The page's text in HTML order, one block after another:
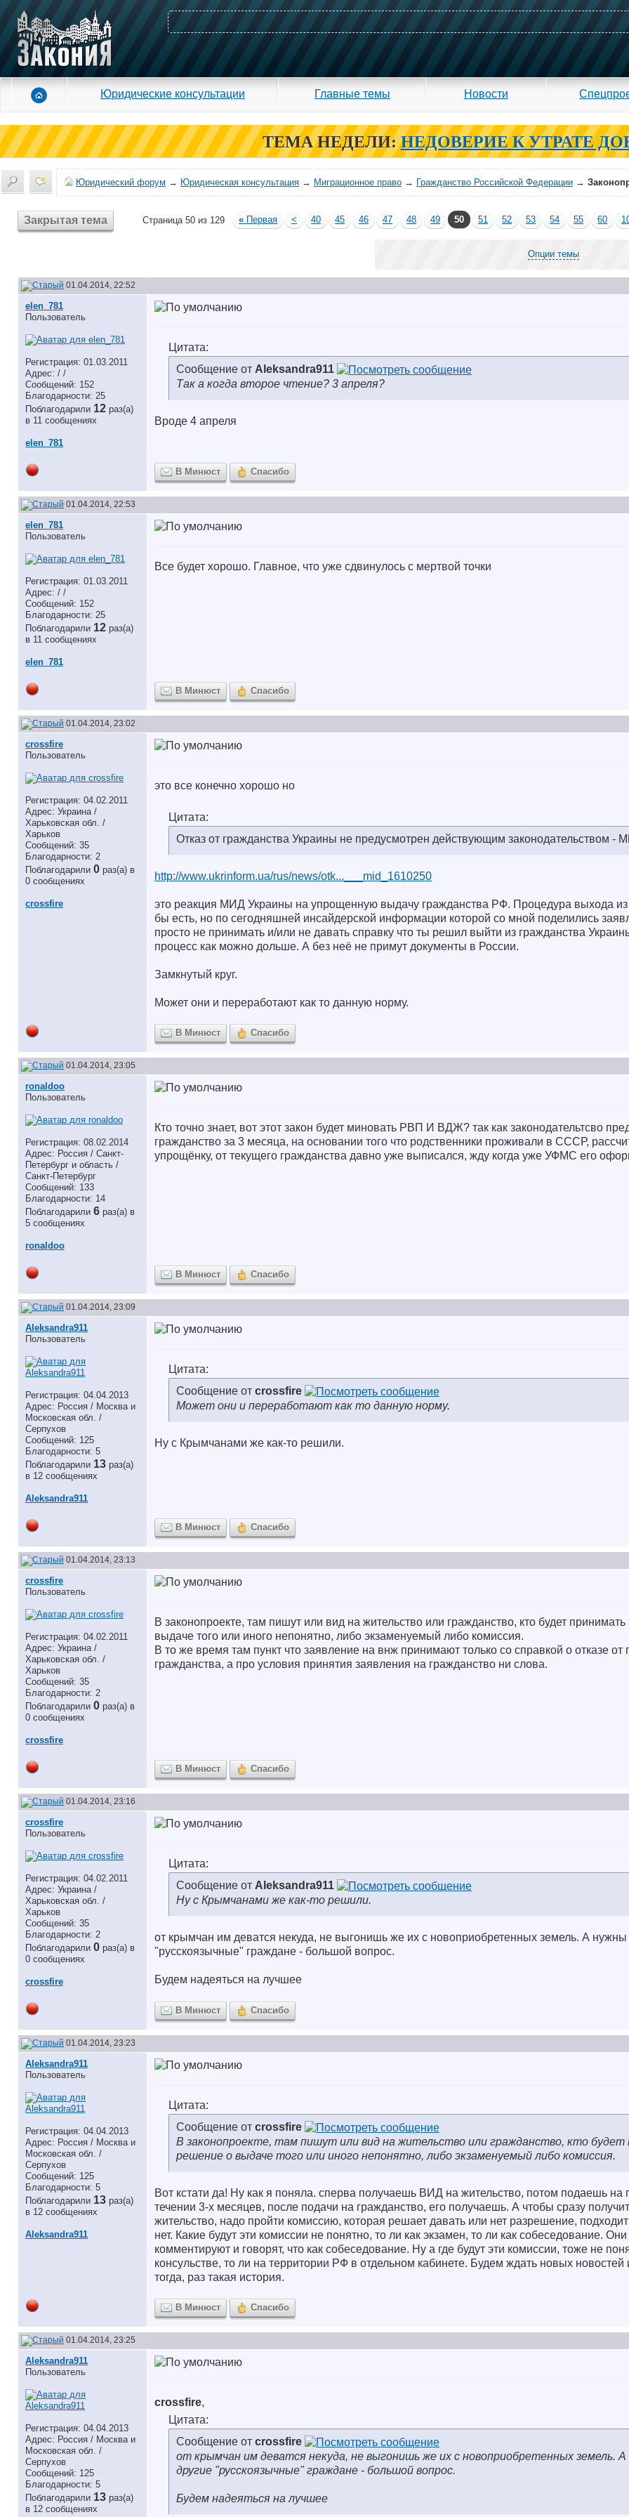
Юридические консультации Главные темы Новости
ТЕМА НЕДЕЛИ: НЕДОВЕРИЕ К УТРАТЕ
Юридический форум → Юридическая консультация → Миграционное право → Гражданство Российской Федерации →
Закрытая тема Страница 50 из 129 « Первая < 40 45 46 47 48 49 50 51 52 53 54 55 60
Опции темы
01.04.2014, 22:52
elen_781
Пользователь
Регистрация: 01.03.2011
Адрес: / /
Сообщений: 152
Благодарности: 25
Поблагодарили 12 раз(а)
в 11 сообщениях
elen_781
Цитата:
Сообщение от Aleksandra911
Так а когда второе чтение? 3 апреля?
Вроде 4 апреля
В Минюст Спасибо
01.04.2014, 22:53
elen_781
Пользователь
Регистрация: 01.03.2011
Адрес: / /
Сообщений: 152
Благодарности: 25
Поблагодарили 12 раз(а)
в 11 сообщениях
elen_781
Все будет хорошо. Главное, что уже сдвинулось с мертвой точки
В Минюст Спасибо
01.04.2014, 23:02
crossfire
Пользователь
Регистрация: 04.02.2011
Адрес: Украина /
Харьковская обл. /
Харьков
Сообщений: 35
Благодарности: 2
Поблагодарили 0 раз(а) в
0 сообщениях
crossfire
это все конечно хорошо но
Цитата:
Отказ от гражданства Украины не предусмотрен действующим законодательством -
http://www.ukrinform.ua/rus/news/otk...___mid_1610250
это реакция МИД Украины на упрощенную выдачу гражданства РФ. Процедура выхода из
бы есть, но по сегодняшней инсайдерской информации которой со мной поделились
просто не принимать и/или не давать справку что ты решил выйти из гражданства
процесс как можно дольше. А без неё не примут документы в России.
Замкнутый круг.
Может они и переработают как то данную норму.
В Минюст Спасибо
01.04.2014, 23:05
ronaldoo
Пользователь
Регистрация: 08.02.2014
Адрес: Россия / Санкт-
Петербург и область /
Санкт-Петербург
Сообщений: 133
Благодарности: 14
Поблагодарили 6 раз(а) в
5 сообщениях
ronaldoo
Кто точно знает, вот этот закон будет миновать РВП И ВДЖ? так как законодательтсво
гражданство за 3 месяца, на основании того что родственники проживали в СССР,
упрощёнку, от текущего гражданства давно уже выписался, жду когда уже УФМС его
В Минюст Спасибо
01.04.2014, 23:09
Aleksandra911
Пользователь
Регистрация: 04.04.2013
Адрес: Россия / Москва и
Московская обл. /
Серпухов
Сообщений: 125
Благодарности: 5
Поблагодарили 13 раз(а)
в 12 сообщениях
Aleksandra911
Цитата:
Сообщение от crossfire
Может они и переработают как то данную норму.
Ну с Крымчанами же как-то решили.
В Минюст Спасибо
01.04.2014, 23:13
crossfire
Пользователь
Регистрация: 04.02.2011
Адрес: Украина /
Харьковская обл. /
Харьков
Сообщений: 35
Благодарности: 2
Поблагодарили 0 раз(а) в
0 сообщениях
crossfire
В законопроекте, там пишут или вид на жительство или гражданство, кто будет
выдаче того или иного непонятно, либо экзаменуемый либо комиссия.
В то же время там пункт что заявление на внж принимают только со справкой о отказе
гражданства, а про условия принятия заявления на гражданство ни слова.
В Минюст Спасибо
01.04.2014, 23:16
crossfire
Пользователь
Регистрация: 04.02.2011
Адрес: Украина /
Харьковская обл. /
Харьков
Сообщений: 35
Благодарности: 2
Поблагодарили 0 раз(а) в
0 сообщениях
crossfire
Цитата:
Сообщение от Aleksandra911
Ну с Крымчанами же как-то решили.
от крымчан им деватся некуда, не выгонишь же их с новоприобретенных земель. А нужны
"русскоязычные" граждане - большой вопрос.
Будем надеяться на лучшее
В Минюст Спасибо
01.04.2014, 23:23
Aleksandra911
Пользователь
Регистрация: 04.04.2013
Адрес: Россия / Москва и
Московская обл. /
Серпухов
Сообщений: 125
Благодарности: 5
Поблагодарили 13 раз(а)
в 12 сообщениях
Aleksandra911
Цитата:
Сообщение от crossfire
В законопроекте, там пишут или вид на жительство или гражданство, кто будет
решение о выдаче того или иного непонятно, либо экзаменуемый либо комиссия.
Вот кстати да! Ну как я поняла. сперва получаешь ВИД на жительство, потом подаешь на
течении 3-х месяцев, после подачи на гражданство, его получаешь. А чтобы сразу
жительство, надо пройти комиссию, которая решает давать или нет разрешение,
нет. Какие будут эти комиссии не понятно, то ли как экзамен, то ли как собеседование.
комментируют и говорят, что как собеседование. Ну а где будут эти комиссии, тоже не
консульстве, то ли на территории РФ в отдельном кабинете. Будем ждать новых
тогда, раз такая история.
В Минюст Спасибо
01.04.2014, 23:25
Aleksandra911
Пользователь
Регистрация: 04.04.2013
Адрес: Россия / Москва и
Московская обл. /
Серпухов
Сообщений: 125
Благодарности: 5
Поблагодарили 13 раз(а)
в 12 сообщениях
crossfire,
Цитата:
Сообщение от crossfire
от крымчан им деватся некуда, не выгонишь же их с новоприобретенных земель.
другие "русскоязычные" граждане - большой вопрос.
Будем надеяться на лучшее